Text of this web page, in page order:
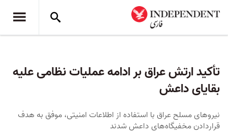
تأکید ارتش عراق بر ادامه عملیات نظامی علیه
بقایای داعش
نیروهای مسلح عراق با استفاده از اطلاعات امنیتی، موفق به هدف
قراردادن مخفیگاه‌های داعش شدند